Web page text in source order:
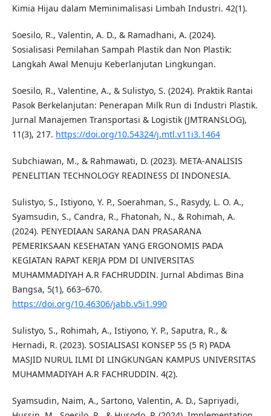
Kimia Hijau dalam Meminimalisasi Limbah Industri. 42(1).
Soesilo, R., Valentin, A. D., & Ramadhani, A. (2024).
Sosialisasi Pemilahan Sampah Plastik dan Non Plastik:
Langkah Awal Menuju Keberlanjutan Lingkungan.
Soesilo, R., Valentine, A., & Sulistyo, S. (2024). Praktik Rantai
Pasok Berkelanjutan: Penerapan Milk Run di Industri Plastik.
Jurnal Manajemen Transportasi & Logistik (JMTRANSLOG),
11(3), 217. https://doi.org/10.54324/j.mtl.v11i3.1464
Subchiawan, M., & Rahmawati, D. (2023). META-ANALISIS
PENELITIAN TECHNOLOGY READINESS DI INDONESIA.
Sulistyo, S., Istiyono, Y. P., Soerahman, S., Rasydy, L. O. A.,
Syamsudin, S., Candra, R., Fhatonah, N., & Rohimah, A.
(2024). PENYEDIAAN SARANA DAN PRASARANA
PEMERIKSAAN KESEHATAN YANG ERGONOMIS PADA
KEGIATAN RAPAT KERJA PDM DI UNIVERSITAS
MUHAMMADIYAH A.R FACHRUDDIN. Jurnal Abdimas Bina
Bangsa, 5(1), 663–670.
https://doi.org/10.46306/jabb.v5i1.990
Sulistyo, S., Rohimah, A., Istiyono, Y. P., Saputra, R., &
Hernadi, R. (2023). SOSIALISASI KONSEP 5S (5 R) PADA
MASJID NURUL ILMI DI LINGKUNGAN KAMPUS UNIVERSITAS
MUHAMMADIYAH A.R FACHRUDDIN. 4(2).
Syamsudin, Naim, A., Sartono, Valentin, A. D., Sapriyadi,